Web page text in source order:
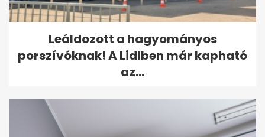
Leáldozott a hagyományos
porszívóknak! A Lidlben már kapható
az...